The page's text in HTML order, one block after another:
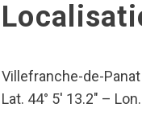
Villefranche-de-Panat
Lat. 44° 5′ 13.2″ –